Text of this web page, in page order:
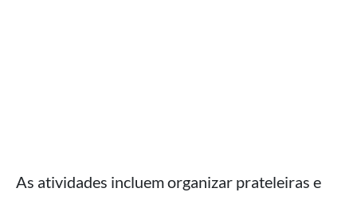
As atividades incluem organizar prateleiras e